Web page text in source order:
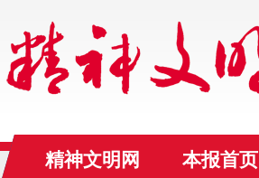
精神文明网 本报首页